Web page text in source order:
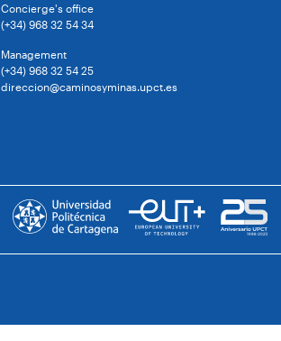
Concierge's office
(+34) 968 32 54 34
Management
(+34) 968 32 54 25
direccion@caminosyminas.upct.es